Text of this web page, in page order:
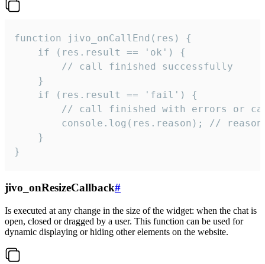
function jivo_onCallEnd(res) {
    if (res.result == 'ok') {
        // call finished successfully
    }
    if (res.result == 'fail') {
// call finished with errors or
console.log(res.reason); //
    }
}
jivo_onResizeCallback#
Is executed at any change in the size of the widget: when the chat is
open, closed or dragged by a user. This function can be used for
dynamic displaying or hiding other elements on the website.